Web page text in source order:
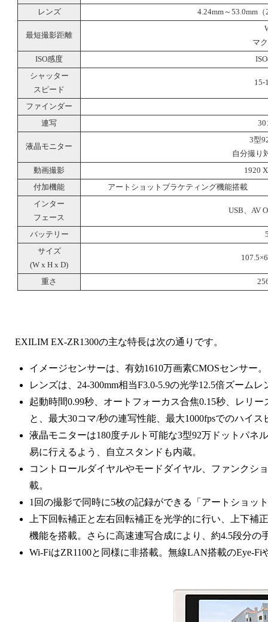
レンズ
4.24mm～53.0mm
最短撮影距離
マ
ISO感度
シャッター
スピード
15-
ファインダー
連写
30
液晶モニター
3型
自分撮り
動画撮影
1920
付加機能
アートショットブラケティング機能搭載
インター
フェース
USB、AV
バッテリー
サイズ
(W x H x D)
重さ
EXILIM EX-ZR1300の主な特長は次の通りです。
イメージセンサーは、有効1610万画素CMOSセンサー。
レンズは、24-300mm相当F3.0-5.9の光学12.5倍ズーム
起動時間0.99秒、オートフォーカス合焦0.15秒、レリ
と、最大30コマ/秒の連写性能、最大1000fpsでのハイ
液晶モニターは180度チルト可能な3型92万ドットパネ
易に行えるよう、自立スタンドも内蔵。
コントロールダイヤルやモードダイヤル、ファンクシ
載。
1回の撮影で同時に5枚の記録ができる「アートショッ
上下回転補正と左右回転補正を光学的に行い、上下補
機能を搭載。さらに高速連写合成により、約4.5段分の
Wi-FiはZR1100と同様に非搭載。無線LAN搭載のEye-Fi